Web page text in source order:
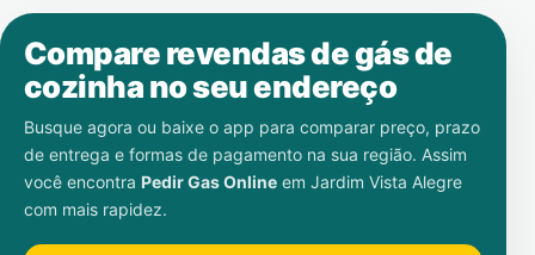
Compare revendas de gás de
cozinha no seu endereço
Busque agora ou baixe o app para comparar preço, prazo
de entrega e formas de pagamento na sua região. Assim
você encontra Pedir Gas Online em Jardim Vista Alegre
com mais rapidez.